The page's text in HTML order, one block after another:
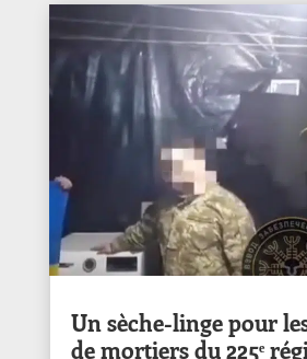
Un sèche-linge pour
de mortiers du 225ᵉ